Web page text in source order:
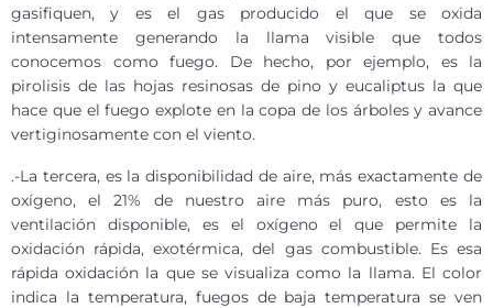
gasifiquen, y es el gas producido el que se oxida
intensamente generando la llama visible que todos
conocemos como fuego. De hecho, por ejemplo, es la
pirolisis de las hojas resinosas de pino y eucaliptus la que
hace que el fuego explote en la copa de los árboles y avance
vertiginosamente con el viento.
.-La tercera, es la disponibilidad de aire, más exactamente de
oxígeno, el 21% de nuestro aire más puro, esto es la
ventilación disponible, es el oxígeno el que permite la
oxidación rápida, exotérmica, del gas combustible. Es esa
rápida oxidación la que se visualiza como la llama. El color
indica la temperatura, fuegos de baja temperatura se ven